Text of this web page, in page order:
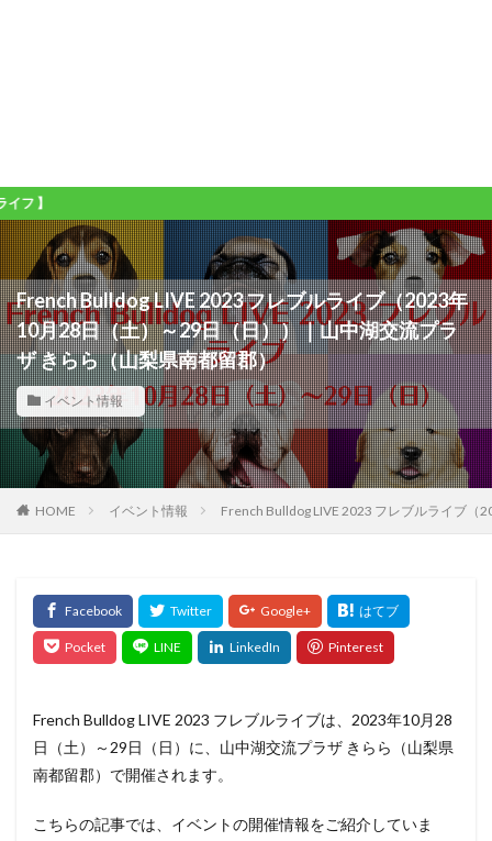
French Bulldog LIVE 2023 フレブルライブ（2023年
10月28日（土）～29日（日））｜山中湖交流プラ
ザ きらら（山梨県南都留郡）
イベント情報
HOME イベント情報 French Bulldog LIVE 2023 フレブルライブ
French Bulldog LIVE 2023 フレブルライブは、2023年10月28
日（土）～29日（日）に、山中湖交流プラザ きらら（山梨県
南都留郡）で開催されます。
こちらの記事では、イベントの開催情報をご紹介していま